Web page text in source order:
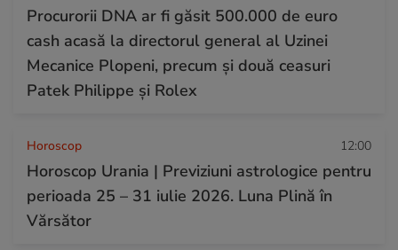
Procurorii DNA ar fi găsit 500.000 de euro
cash acasă la directorul general al Uzinei
Mecanice Plopeni, precum și două ceasuri
Patek Philippe și Rolex
Horoscop 12:00
Horoscop Urania | Previziuni astrologice pentru
perioada 25 – 31 iulie 2026. Luna Plină în
Vărsător